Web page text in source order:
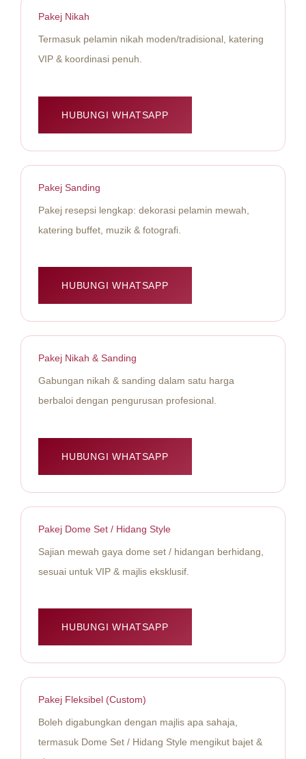
Pakej Nikah
Termasuk pelamin nikah moden/tradisional, katering
VIP & koordinasi penuh.
HUBUNGI WHATSAPP
Pakej Sanding
Pakej resepsi lengkap: dekorasi pelamin mewah,
katering buffet, muzik & fotografi.
HUBUNGI WHATSAPP
Pakej Nikah & Sanding
Gabungan nikah & sanding dalam satu harga
berbaloi dengan pengurusan profesional.
HUBUNGI WHATSAPP
Pakej Dome Set / Hidang Style
Sajian mewah gaya dome set / hidangan berhidang,
sesuai untuk VIP & majlis eksklusif.
HUBUNGI WHATSAPP
Pakej Fleksibel (Custom)
Boleh digabungkan dengan majlis apa sahaja,
termasuk Dome Set / Hidang Style mengikut bajet &